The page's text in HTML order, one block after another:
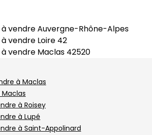
vendre Auvergne-Rhône-Alpes
vendre Loire 42
vendre Maclas 42520
à Maclas
à Roisey
à Lupé
à Saint-Appolinard